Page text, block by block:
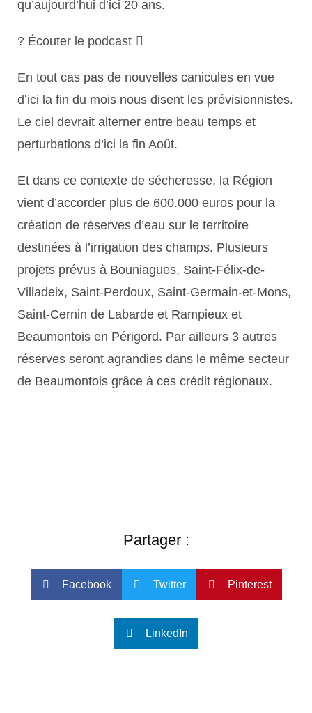
qu’aujourd’hui d’ici 20 ans.
? Écouter le podcast
En tout cas pas de nouvelles canicules en vue
d’ici la fin du mois nous disent les prévisionnistes.
Le ciel devrait alterner entre beau temps et
perturbations d’ici la fin Août.
Et dans ce contexte de sécheresse, la Région
vient d’accorder plus de 600.000 euros pour la
création de réserves d’eau sur le territoire
destinées à l’irrigation des champs. Plusieurs
projets prévus à Bouniagues, Saint-Félix-de-
Villadeix, Saint-Perdoux, Saint-Germain-et-Mons,
Saint-Cernin de Labarde et Rampieux et
Beaumontois en Périgord. Par ailleurs 3 autres
réserves seront agrandies dans le même secteur
de Beaumontois grâce à ces crédit régionaux.
Partager :
Facebook Twitter Pinterest
LinkedIn